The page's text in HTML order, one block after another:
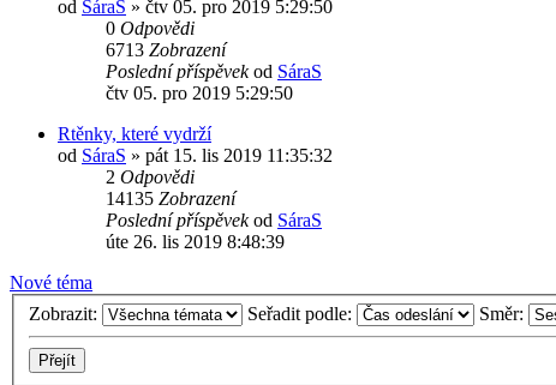
od SáraS » čtv 05. pro 2019 5:29:50
0 Odpovědi
6713 Zobrazení
Poslední příspěvekod SáraS
čtv 05. pro 2019 5:29:50
Rtěnky, které vydrží
od SáraS » pát 15. lis 2019 11:35:32
2 Odpovědi
14135 Zobrazení
Poslední příspěvekod SáraS
úte 26. lis 2019 8:48:39
Nové téma
Zobrazit:
Seřadit podle: Směr: